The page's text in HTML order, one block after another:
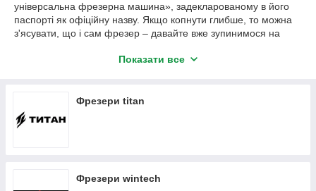
універсальна фрезерна машина», задекларованому в його
паспорті як офіційну назву. Якщо копнути глибше, то можна
з'ясувати, що і сам фрезер – давайте вже зупинимося на
любить світитися в списках найпопулярніших інструментів
електроінструмент.
Показати все
Фрезери titan
Фрезери wintech